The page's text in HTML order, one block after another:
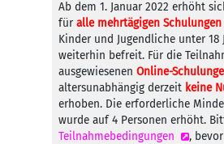
Ab dem 1. Januar 2022 erhöht
für alle mehrtägigen
Kinder und Jugendliche unter 18
weiterhin befreit. Für die
ausgewiesenen Online-
altersunabhängig derzeit keine
erhoben. Die erforderliche
wurde auf 4 Personen erhöht.
Teilnahmebedingungen
,